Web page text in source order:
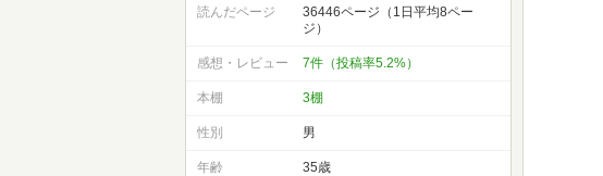
読んだページ
36446ページ（1日平均8ペー
ジ）
感想・レビュー 7件（投稿率5.2%）
本棚 3棚
性別 男
年齢 35歳